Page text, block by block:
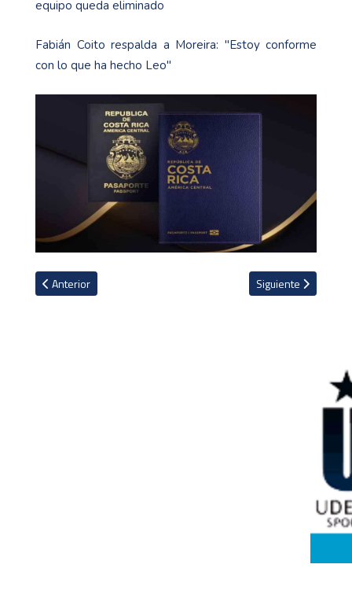
equipo queda eliminado
Fabián Coito respalda a Moreira: "Estoy conforme
con lo que ha hecho Leo"
Artículo anterior: Netflix anuncia documental sobre el fichaje de
Anterior Artículo siguiente:
Siguiente